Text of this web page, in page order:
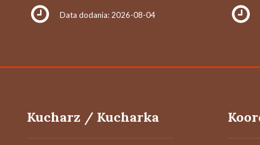
Data dodania: 2026-08-04
Kucharz / Kucharka